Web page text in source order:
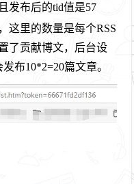
发布后的tid值是57
这里的数量是每个RSS
了贡献博文，后台设
布10*2=20篇文章。